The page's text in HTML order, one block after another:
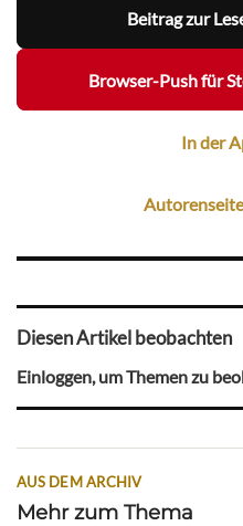
Beitrag zur
Browser-Push für
In der
Diesen Artikel beobachten
Einloggen, um Themen zu
AUS DEM ARCHIV
Mehr zum Thema